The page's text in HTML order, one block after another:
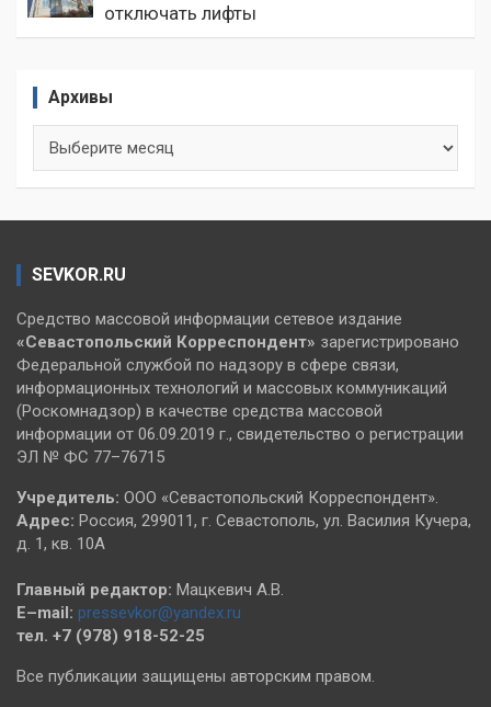
отключать лифты
Архивы
SEVKOR.RU
Средство массовой информации сетевое издание
«Севастопольский Корреспондент» зарегистрировано
Федеральной службой по надзору в сфере связи,
информационных технологий и массовых коммуникаций
(Роскомнадзор) в качестве средства массовой
информации от 06.09.2019 г., свидетельство о регистрации
ЭЛ № ФС 77–76715
Учредитель: ООО «Севастопольский Корреспондент».
Адрес: Россия, 299011, г. Севастополь, ул. Василия Кучера,
д. 1, кв. 10А
Главный редактор: Мацкевич А.В.
E–mail: pressevkor@yandex.ru
тел. +7 (978) 918-52-25
Все публикации защищены авторским правом.